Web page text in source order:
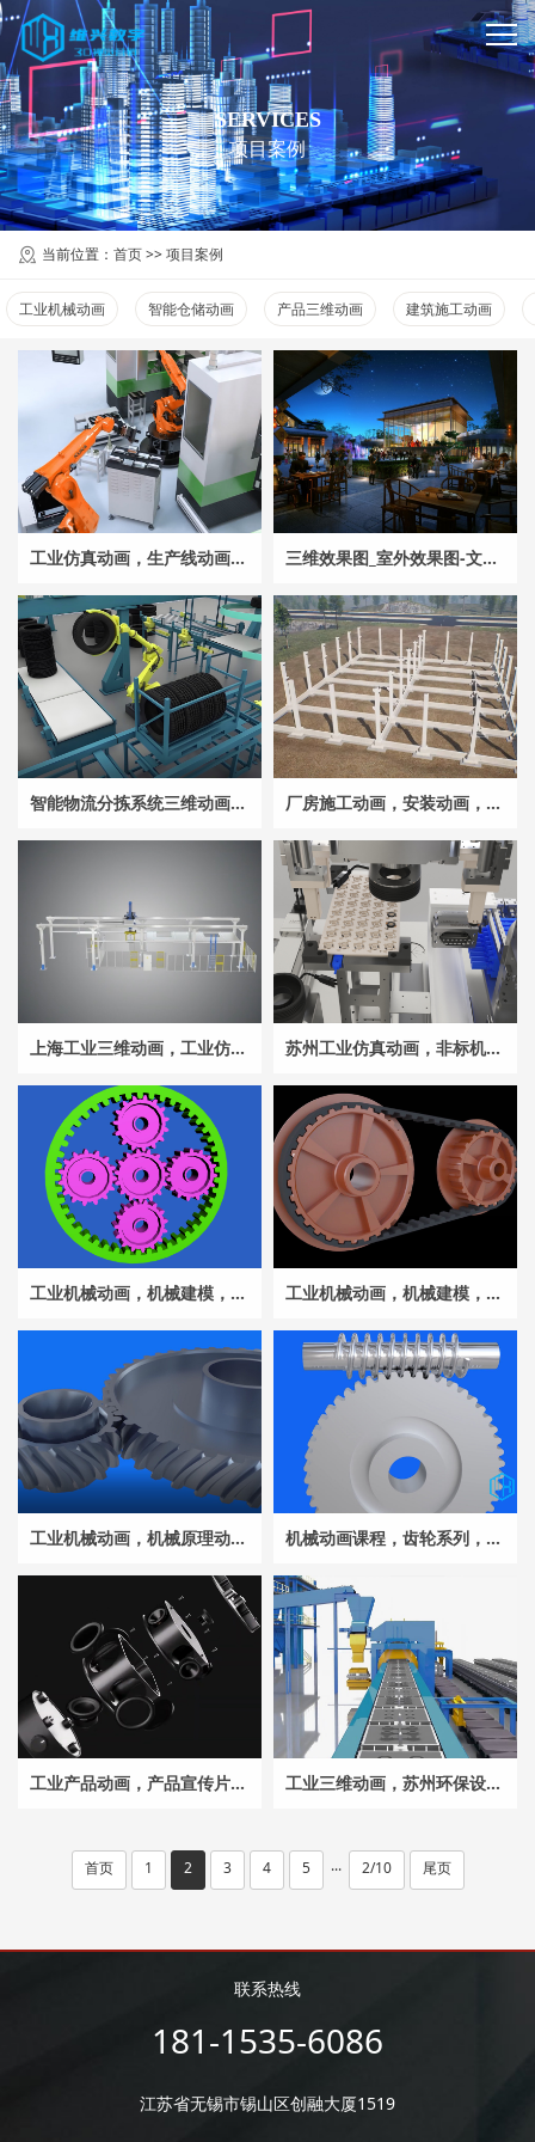
SERVICES
项目案例
当前位置： 首页>>项目案例
工业机械动画 智能仓储动画 产品三维动画 建筑施工动画
工业仿真动画，生产线动画，加工工艺流程动画，圆棒检验自动化生产线动画，机械三维动画 三维效果图_室外效果图-文旅街区景观效果图-景观效果图-室外效果图专业服务商_三维效果图设计公司
智能物流分拣系统三维动画，轮胎生产线动画，工业动画，工艺流程动画 厂房施工动画，安装动画，投标与技术交底动画，建筑工程施工动画
上海工业三维动画，工业仿真动画_工业产品原理动画_桁架三维动画_工业动画制作 苏州工业仿真动画，非标机械动画，生产线动画_物料上料 点胶，工业机械动画
工业机械动画，机械建模，机械原理动画-齿轮动画系列课_维兴工业动漫_行星齿轮原理动画_三维机械动画制作公司 工业机械动画，机械建模，机械原理动画-齿轮动画系列课_维兴工业动漫_大小同步皮带齿轮原理动画_三维机械动画制作公司
工业机械动画，机械原理动画，齿轮动画系列课_维兴工业动漫_斜齿轮原理动画_三维机械动画制作公司 机械动画课程，齿轮系列，蜗杆齿轮动画，三维机械动画机械设计
工业产品动画，产品宣传片，电商产品动画，工业产品动画渲染，产品爆炸介绍 工业三维动画，苏州环保设备工艺流程动画，输送线动画,工业仿真动画，三维机械动画
首页 1 2 3 4 5 ··· 2/10 尾页
联系热线
181-1535-6086
江苏省无锡市锡山区创融大厦1519